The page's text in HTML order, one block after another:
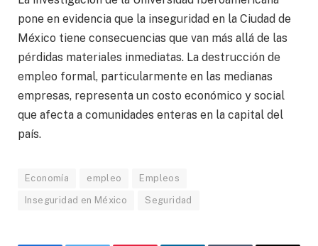
pone en evidencia que la inseguridad en la Ciudad de
México tiene consecuencias que van más allá de las
pérdidas materiales inmediatas. La destrucción de
empleo formal, particularmente en las medianas
empresas, representa un costo económico y social
que afecta a comunidades enteras en la capital del
país.
Economía empleo Empleos
Inseguridad en México Seguridad